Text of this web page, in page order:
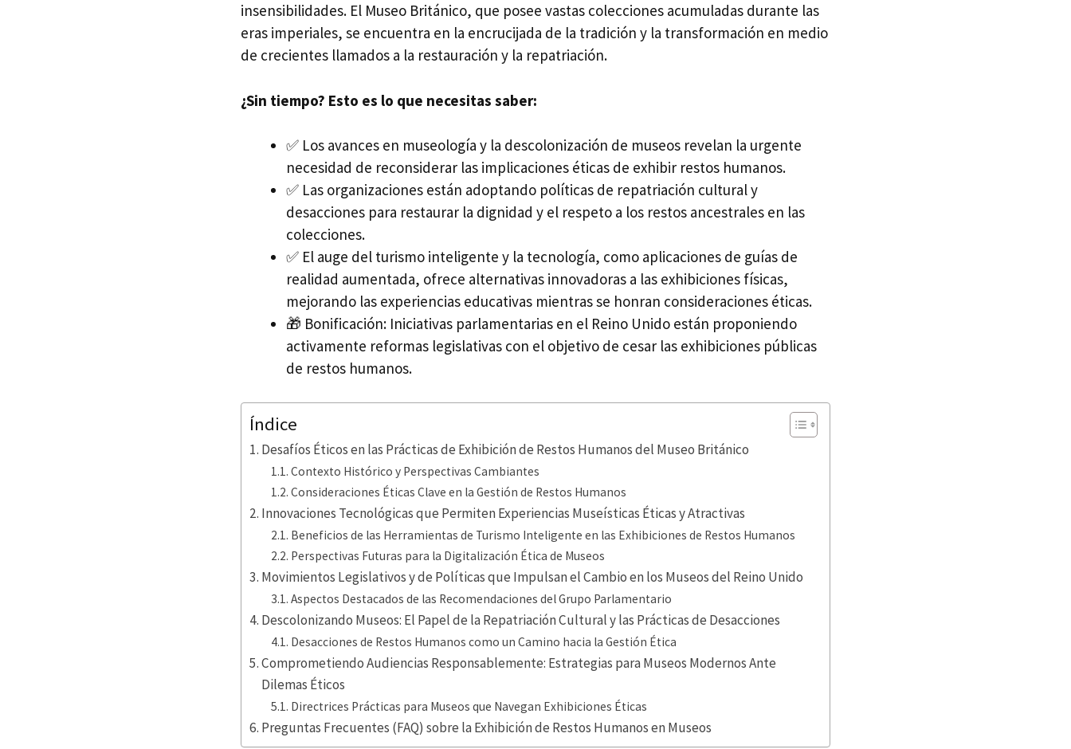
insensibilidades. El Museo Británico, que posee vastas colecciones acumuladas durante las
eras imperiales, se encuentra en la encrucijada de la tradición y la transformación en medio
de crecientes llamados a la restauración y la repatriación.
¿Sin tiempo? Esto es lo que necesitas saber:
✅ Los avances en museología y la descolonización de museos revelan la urgente
necesidad de reconsiderar las implicaciones éticas de exhibir restos humanos.
✅ Las organizaciones están adoptando políticas de repatriación cultural y
desacciones para restaurar la dignidad y el respeto a los restos ancestrales en las
colecciones.
✅ El auge del turismo inteligente y la tecnología, como aplicaciones de guías de
realidad aumentada, ofrece alternativas innovadoras a las exhibiciones físicas,
mejorando las experiencias educativas mientras se honran consideraciones éticas.
🎁 Bonificación: Iniciativas parlamentarias en el Reino Unido están proponiendo
activamente reformas legislativas con el objetivo de cesar las exhibiciones públicas
de restos humanos.
Índice
Desafíos Éticos en las Prácticas de Exhibición de Restos Humanos del Museo Británico
Contexto Histórico y Perspectivas Cambiantes
Consideraciones Éticas Clave en la Gestión de Restos Humanos
Innovaciones Tecnológicas que Permiten Experiencias Museísticas Éticas y Atractivas
Beneficios de las Herramientas de Turismo Inteligente en las Exhibiciones de Restos Humanos
Perspectivas Futuras para la Digitalización Ética de Museos
Movimientos Legislativos y de Políticas que Impulsan el Cambio en los Museos del Reino Unido
Aspectos Destacados de las Recomendaciones del Grupo Parlamentario
Descolonizando Museos: El Papel de la Repatriación Cultural y las Prácticas de Desacciones
Desacciones de Restos Humanos como un Camino hacia la Gestión Ética
Comprometiendo Audiencias Responsablemente: Estrategias para Museos Modernos Ante
Dilemas Éticos
Directrices Prácticas para Museos que Navegan Exhibiciones Éticas
Preguntas Frecuentes (FAQ) sobre la Exhibición de Restos Humanos en Museos